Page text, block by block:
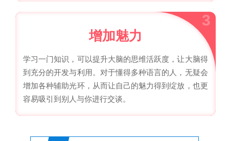
3
增加魅力
学习一门知识，可以提升大脑的思维活跃度，让大脑得
到充分的开发与利用。对于懂得多种语言的人，无疑会
增加各种辅助光环，从而让自己的魅力得到绽放，也更
容易吸引到别人与你进行交谈。